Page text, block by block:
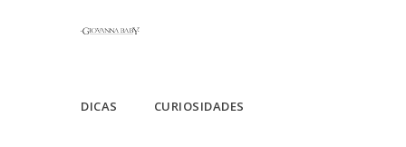
DICAS CURIOSIDADES